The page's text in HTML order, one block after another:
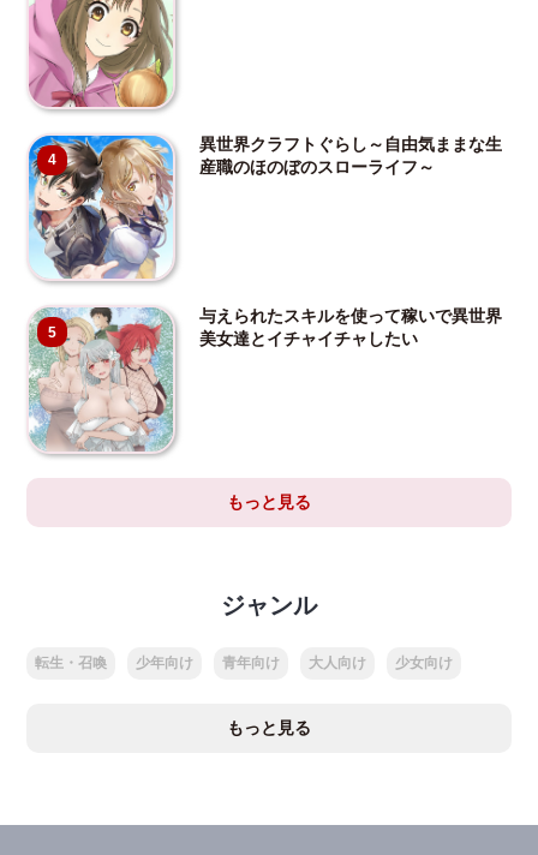
4
異世界クラフトぐらし～自由気ままな生
産職のほのぼのスローライフ～
5
与えられたスキルを使って稼いで異世界
美女達とイチャイチャしたい
もっと見る
ジャンル
転生・召喚 少年向け 青年向け 大人向け 少女向け
もっと見る